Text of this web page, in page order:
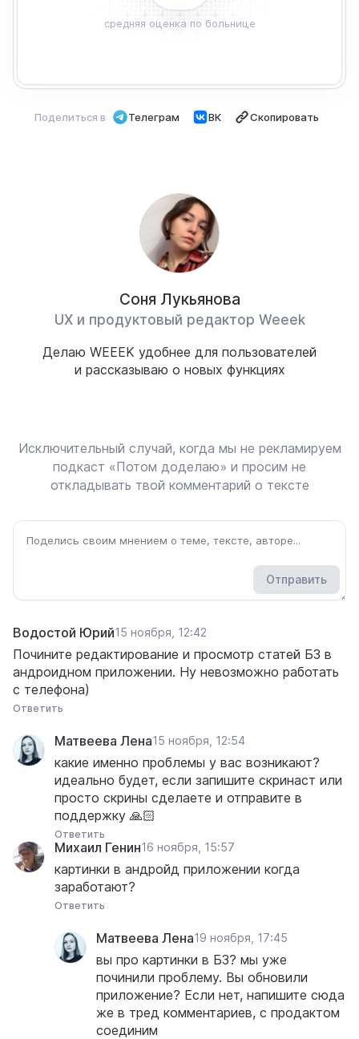
средняя оценка по больнице
Поделиться в Телеграм ВК Скопировать
Соня Лукьянова
UX и продуктовый редактор Weeek
Делаю WEEEK удобнее для пользователей
и рассказываю о новых функциях
Исключительный случай, когда мы не рекламируем
подкаст «Потом доделаю» и просим не
откладывать твой комментарий о тексте
Отправить
Водостой Юрий15 ноября, 12:42
Почините редактирование и просмотр статей БЗ в
андроидном приложении. Ну невозможно работать
с телефона)
Ответить
Матвеева Лена15 ноября, 12:54
какие именно проблемы у вас возникают?
идеально будет, если запишите скринаст или
просто скрины сделаете и отправите в
поддержку 🙏🏻
Ответить
Михаил Генин16 ноября, 15:57
картинки в андройд приложении когда
заработают?
Ответить
Матвеева Лена19 ноября, 17:45
вы про картинки в БЗ? мы уже
починили проблему. Вы обновили
приложение? Если нет, напишите сюда
же в тред комментариев, с продактом
соединим